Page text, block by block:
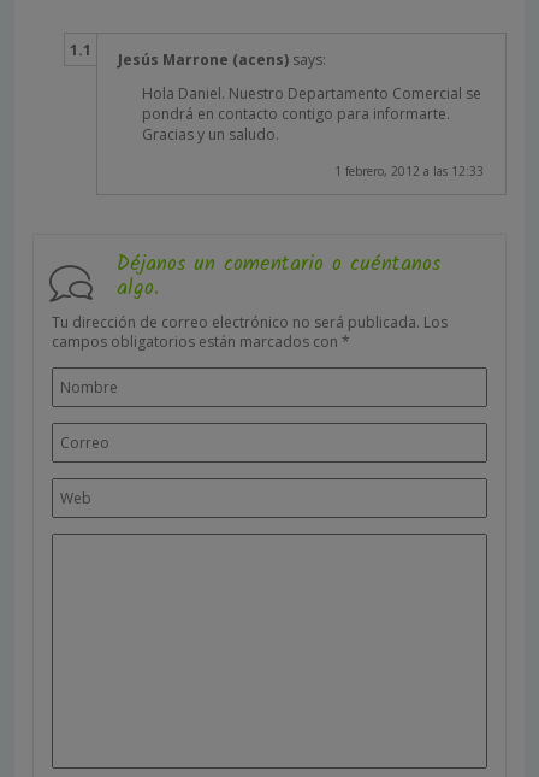
Jesús Marrone (acens) says:
1 febrero, 2012 a las 12:33
Hola Daniel. Nuestro Departamento Comercial se
pondrá en contacto contigo para informarte.
Gracias y un saludo.
Déjanos un comentario o cuéntanos
algo.
Tu dirección de correo electrónico no será publicada. Los
campos obligatorios están marcados con *